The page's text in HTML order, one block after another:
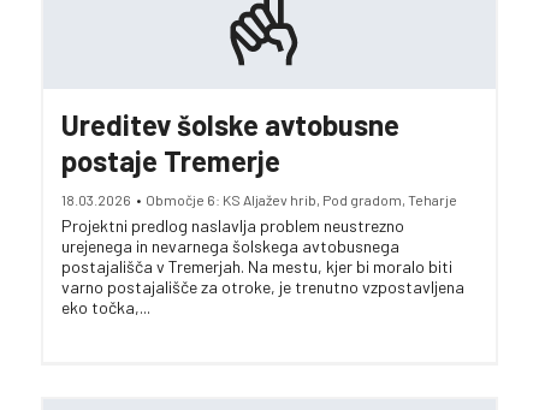
Ureditev šolske avtobusne
postaje Tremerje
18.03.2026 • Območje 6: KS Aljažev hrib, Pod gradom, Teharje
Projektni predlog naslavlja problem neustrezno
urejenega in nevarnega šolskega avtobusnega
postajališča v Tremerjah. Na mestu, kjer bi moralo biti
varno postajališče za otroke, je trenutno vzpostavljena
eko točka,...